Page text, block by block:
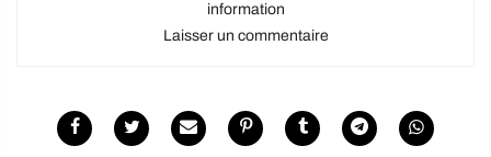
information
Laisser un commentaire